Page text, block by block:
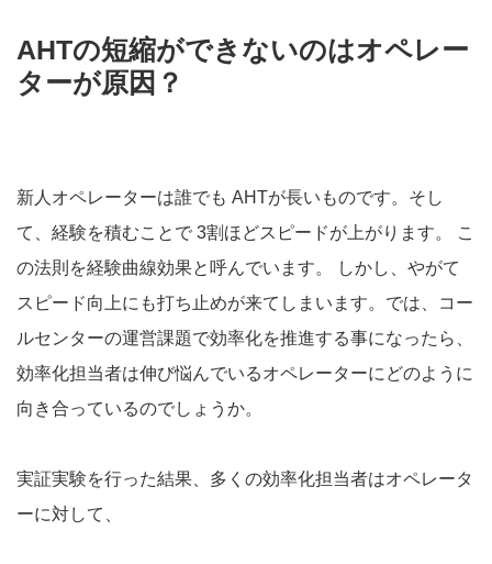
AHTの短縮ができないのはオペレー
ターが原因？
新人オペレーターは誰でも AHTが長いものです。そし
て、経験を積むことで 3割ほどスピードが上がります。 こ
の法則を経験曲線効果と呼んでいます。 しかし、やがて
スピード向上にも打ち止めが来てしまいます。では、コー
ルセンターの運営課題で効率化を推進する事になったら、
効率化担当者は伸び悩んでいるオペレーターにどのように
向き合っているのでしょうか。
実証実験を行った結果、多くの効率化担当者はオペレータ
ーに対して、